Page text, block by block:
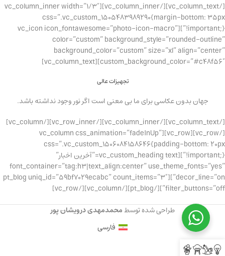
[/vc_column_text][/vc_column_inner][vc_column_inner width=”1/3″
css=”.vc_custom_1505483989290{margin-bottom: 35px
!important;}”][vc_icon icon_fontawesome=”photo-icon-macro”
color=”custom” background_style=”rounded-outline”
background_color=”custom” size=”xl” align=”center”
custom_background_color=”#c48f56″][vc_column_text]
تجهیزات عالی
جهان بدون عکاسی برای ما بی معنی است اگر نور وجود نداشته باشد.
[/vc_column_text][/vc_column_inner][/vc_row_inner][/vc_column]
[/vc_row][vc_row][vc_column css_animation=”fadeInUp”
css=”.vc_custom_1506084158646{padding-bottom: 20px
!important;}”][vc_custom_heading text=”آخرین اخبار”
font_container=”tag:h3|text_align:center” use_theme_fonts=”yes”
decor_line=”on”][pt_blog uniq_id=”59bf7029ecabc” count_items=”3″
filter_buttons=”off”][/pt_blog][/vc_column][/vc_row]
طراحی شده توسطمحمدمهدی درویشان پور
فارسی